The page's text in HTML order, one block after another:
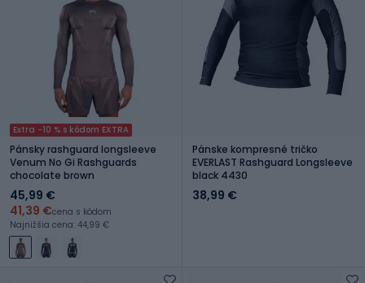
Extra -10 % s kódom EXTRA
Pánsky rashguard longsleeve
Venum No Gi Rashguards
chocolate brown
45,99 €
41,39 €cena s kódom
Najnižšia cena: 44,99 €
Pánske kompresné tričko
EVERLAST Rashguard Longsleeve
black 4430
38,99 €